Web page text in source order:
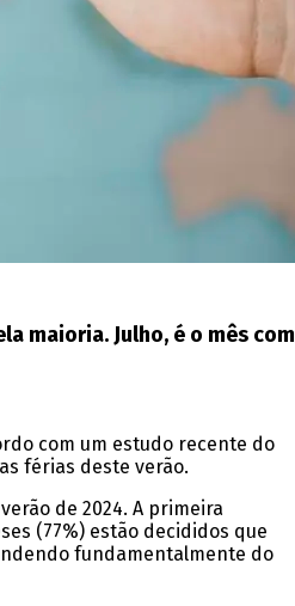
maioria. Julho, é o mês com
com um estudo recente do
férias deste verão.
de 2024. A primeira
(77%) estão decididos que
fundamentalmente do